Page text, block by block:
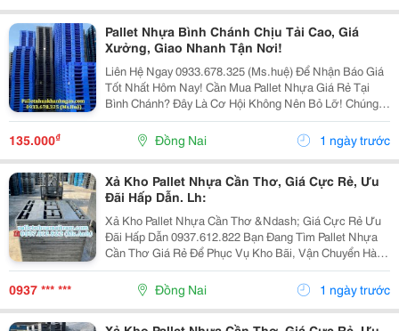
Pallet Nhựa Bình Chánh Chịu Tải Cao, Giá
Xưởng, Giao Nhanh Tận Nơi!
Liên Hệ Ngay 0933.678.325 (Ms.huệ) Để Nhận Báo Giá
Tốt Nhất Hôm Nay! Cần Mua Pallet Nhựa Giá Rẻ Tại
Bình Chánh? Đây Là Cơ Hội Không Nên Bỏ Lỡ! Chúng
Tôi Đang Xả Kho Hàng Nghìn Pallet Nhựa Cũ Và Mới
Với Mức Giá Cực Kỳ Ưu Đãi, Phù Hợp Cho Kho...
135.000₫ Đồng Nai 1 ngày trước
Xả Kho Pallet Nhựa Cần Thơ, Giá Cực Rẻ, Ưu
Đãi Hấp Dẫn. Lh:
Xả Kho Pallet Nhựa Cần Thơ &Ndash; Giá Cực Rẻ Ưu
Đãi Hấp Dẫn 0937.612.822 Bạn Đang Tìm Pallet Nhựa
Cần Thơ Giá Rẻ Để Phục Vụ Kho Bãi, Vận Chuyển Hàng
Hóa Hay Xuất Khẩu? Đây Chính Là Cơ Hội Không Nên
Bỏ Lỡ! ✅ Vì Sao Nên Chọn Pallet Nhựa Xả Kho? ...
0937 *** *** Đồng Nai 1 ngày trước